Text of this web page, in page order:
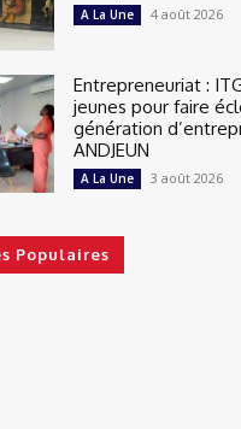
A La Une 4 août 2026
Entrepreneuriat :
jeunes pour faire
génération
ANDJEUN
A La Une 3 août 2026
Populaires